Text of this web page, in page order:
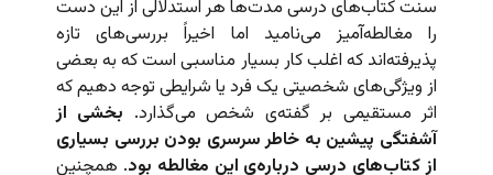
سنت کتاب‌های درسی مدت‌ها هر استدلالی از این دست
را مغالطه‌آمیز می‌نامید اما اخیراً بررسی‌های تازه
پذیرفته‌اند که اغلب کار بسیار مناسبی است که به بعضی
از ویژگی‌های شخصیتی یک فرد یا شرایطی توجه دهیم که
اثر مستقیمی بر گفته‌ی شخص می‌گذارد. بخشی از
آشفتگی پیشین به خاطر سرسری بودن بررسی بسیاری
از کتاب‌های درسی درباره‌ی این مغالطه بود. همچنین